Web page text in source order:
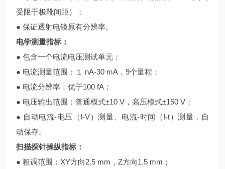
受限于极靴间距）；
● 保证透射电镜原有分辨率。
电学测量指标：
● 包含一个电流电压测试单元；
● 电流测量范围：１ nA-30 mA，9个量程；
● 电流分辨率：优于100 fA；
● 电压输出范围：普通模式±10 V，高压模式±150 V；
● 自动电流-电压（I-V）测量、电流-时间（I-t）测量，自
动保存。
扫描探针操纵指标：
● 粗调范围：XY方向2.5 mm，Z方向1.5 mm；